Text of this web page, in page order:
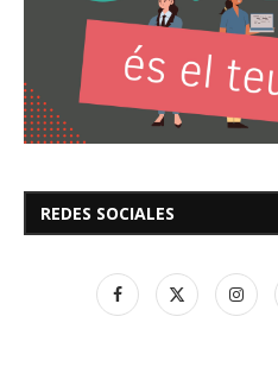
REDES SOCIALES